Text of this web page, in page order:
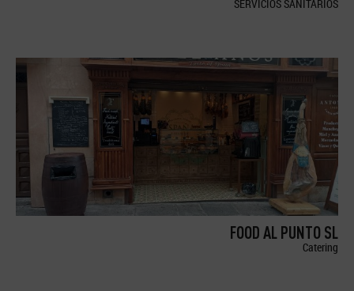
SERVICIOS SANITARIOS
FOOD AL PUNTO SL
Catering